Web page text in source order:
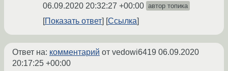
06.09.2020 20:32:27 +00:00 автор топика
Показать ответ Ссылка
Ответ на: комментарий от vedowi6419 06.09.2020
20:17:25 +00:00